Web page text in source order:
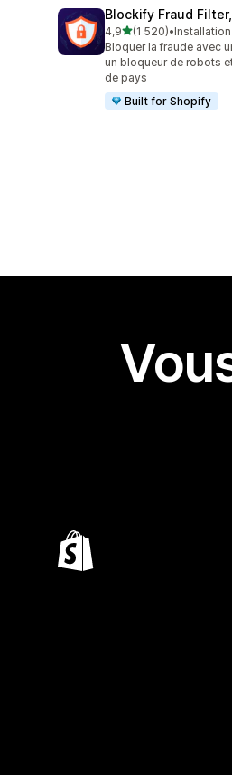
Blockify Fraud
4,9étoile(s) sur 5
(1 520)
1520 avis au total
•
Bloquer la fraude avec
un bloqueur de robots
de pays
Built for Shopify